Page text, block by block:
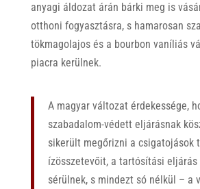
anyagi áldozat árán bárki meg is
otthoni fogyasztásra, s hamarosan
tökmagolajos és a bourbon vaníliás
piacra kerülnek.
A magyar változat érdekessége,
szabadalom-védett eljárásnak
sikerült megőrizni a csigatojások
ízösszetevőit, a tartósítási eljárás
sérülnek, s mindezt só nélkül – a